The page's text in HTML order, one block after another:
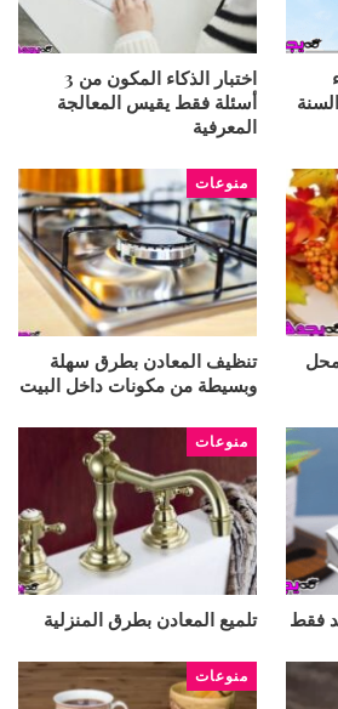
اختبار الذكاء المكون من 3
أسئلة فقط يقيس المعالجة
المعرفية
محل
منوعات
تنظيف المعادن بطرق سهلة
وبسيطة من مكونات داخل البيت
فقط
منوعات
تلميع المعادن بطرق المنزلية
منوعات